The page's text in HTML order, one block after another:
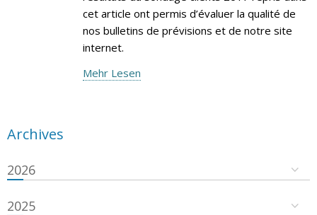
cet article ont permis d’évaluer la qualité de
nos bulletins de prévisions et de notre site
internet.
Mehr Lesen
Archives
2026
2025